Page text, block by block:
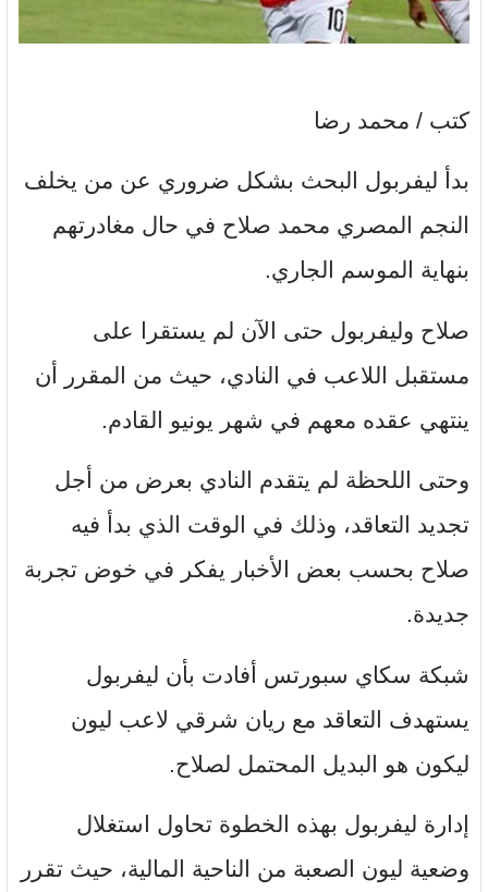
كتب / محمد رضا
بدأ ليفربول البحث بشكل ضروري عن من يخلف
النجم المصري محمد صلاح في حال مغادرتهم
بنهاية الموسم الجاري.
صلاح وليفربول حتى الآن لم يستقرا على
مستقبل اللاعب في النادي، حيث من المقرر أن
ينتهي عقده معهم في شهر يونيو القادم.
وحتى اللحظة لم يتقدم النادي بعرض من أجل
تجديد التعاقد، وذلك في الوقت الذي بدأ فيه
صلاح بحسب بعض الأخبار يفكر في خوض تجربة
جديدة.
شبكة سكاي سبورتس أفادت بأن ليفربول
يستهدف التعاقد مع ريان شرقي لاعب ليون
ليكون هو البديل المحتمل لصلاح.
إدارة ليفربول بهذه الخطوة تحاول استغلال
وضعية ليون الصعبة من الناحية المالية، حيث تقرر